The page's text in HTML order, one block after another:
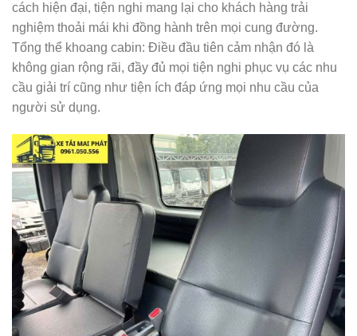
cách hiện đại, tiện nghi mang lại cho khách hàng trải
nghiệm thoải mái khi đồng hành trên mọi cung đường.
Tổng thể khoang cabin: Điều đầu tiên cảm nhận đó là
không gian rộng rãi, đầy đủ mọi tiện nghi phục vụ các nhu
cầu giải trí cũng như tiện ích đáp ứng mọi nhu cầu của
người sử dụng.